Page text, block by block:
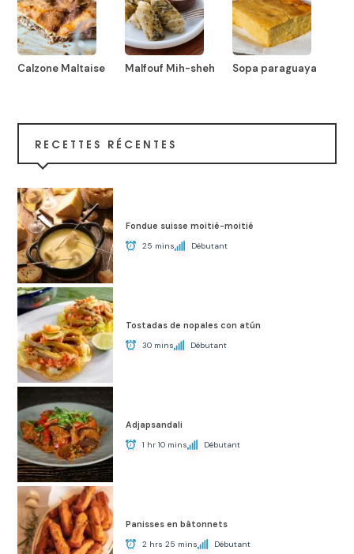
Calzone Maltaise Malfouf Mih-sheh Sopa paraguaya
RECETTES RÉCENTES
Fondue suisse moitié-moitié
25 mins Débutant
Tostadas de nopales con atún
30 mins Débutant
Adjapsandali
1 hr 10 mins Débutant
Panisses en bâtonnets
2 hrs 25 mins Débutant